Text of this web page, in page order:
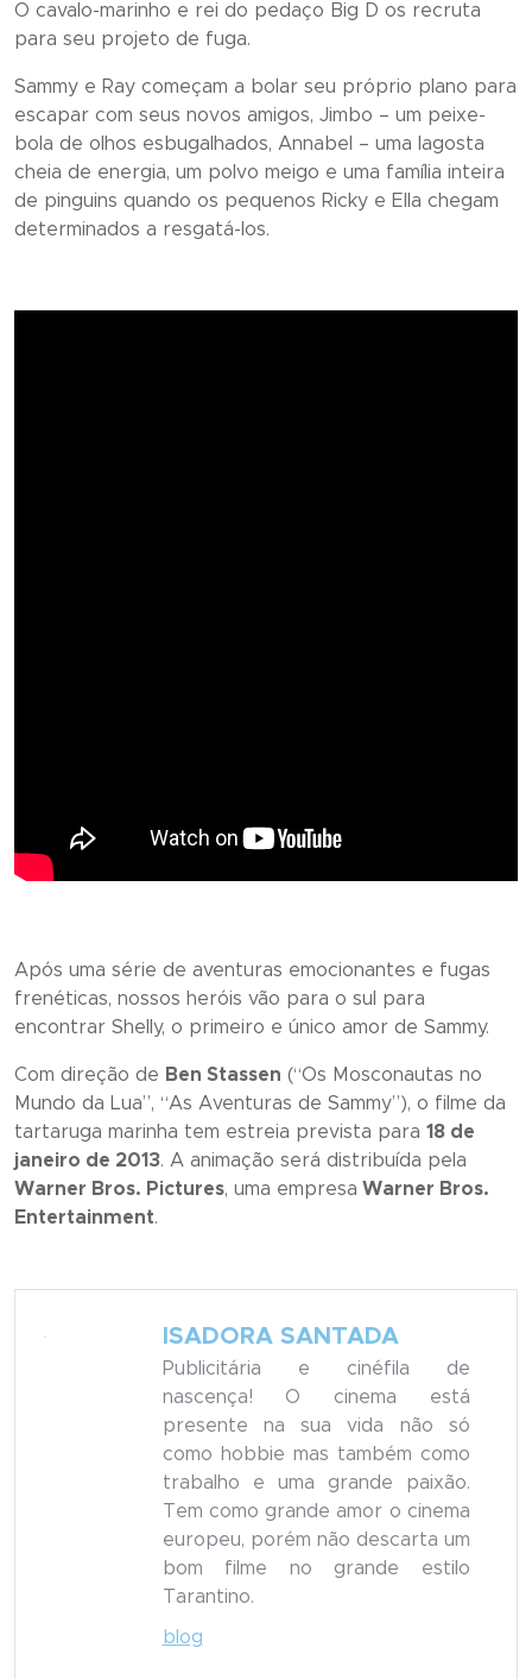
O cavalo-marinho e rei do pedaço Big D os recruta
para seu projeto de fuga.
Sammy e Ray começam a bolar seu próprio plano para
escapar com seus novos amigos, Jimbo – um peixe-
bola de olhos esbugalhados, Annabel – uma lagosta
cheia de energia, um polvo meigo e uma família inteira
de pinguins quando os pequenos Ricky e Ella chegam
determinados a resgatá-los.
Após uma série de aventuras emocionantes e fugas
frenéticas, nossos heróis vão para o sul para
encontrar Shelly, o primeiro e único amor de Sammy.
Com direção de Ben Stassen (“Os Mosconautas no
Mundo da Lua”, “As Aventuras de Sammy”), o filme da
tartaruga marinha tem estreia prevista para 18 de
janeiro de 2013. A animação será distribuída pela
Warner Bros. Pictures, uma empresa Warner Bros.
Entertainment.
ISADORA SANTADA
Publicitária e cinéfila de
nascença! O cinema está
presente na sua vida não só
como hobbie mas também como
trabalho e uma grande paixão.
Tem como grande amor o cinema
europeu, porém não descarta um
bom filme no grande estilo
Tarantino.
blog